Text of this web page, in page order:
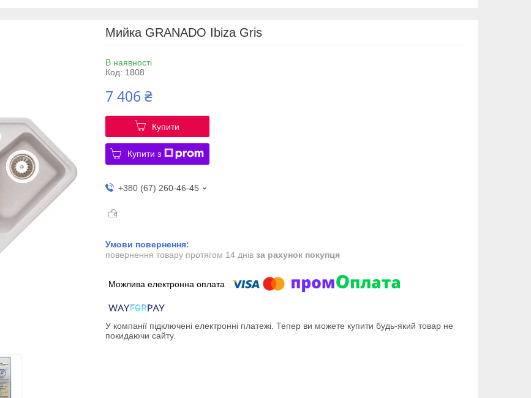
Мийка GRANADO Ibiza Gris
В наявності
Код: 1808
7 406 ₴
Купити
Купити з
+380 (67) 260-46-45
повернення товару протягом 14 днів за рахунок покупця
У компанії підключені електронні платежі. Тепер ви можете купити будь-який товар не
покидаючи сайту.